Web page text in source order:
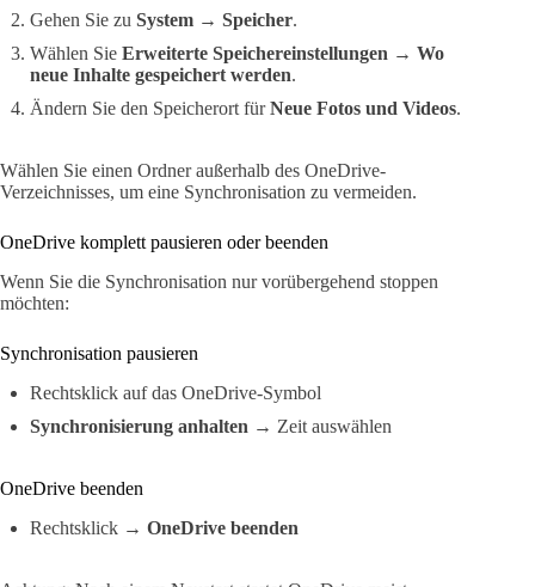
Gehen Sie zu System → Speicher.
Wählen Sie Erweiterte Speichereinstellungen → Wo
neue Inhalte gespeichert werden.
Ändern Sie den Speicherort fürNeue Fotos und Videos.
Wählen Sie einen Ordner außerhalb des OneDrive-
Verzeichnisses, um eine Synchronisation zu vermeiden.
OneDrive komplett pausieren oder beenden
Wenn Sie die Synchronisation nur vorübergehend stoppen
möchten:
Synchronisation pausieren
Rechtsklick auf das OneDrive-Symbol
Synchronisierung anhalten → Zeit auswählen
OneDrive beenden
Rechtsklick → OneDrive beenden